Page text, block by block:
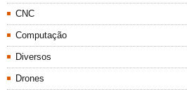
CNC
Computação
Diversos
Drones